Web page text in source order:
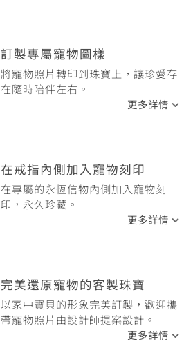
訂製專屬寵物圖樣
將寵物照片轉印到珠寶上，讓珍愛存
在隨時陪伴左右。
更多詳情
在戒指內側加入寵物刻印
在專屬的永恆信物內側加入寵物刻
印，永久珍藏。
更多詳情
完美還原寵物的客製珠寶
以家中寶貝的形象完美訂製，歡迎攜
帶寵物照片由設計師提案設計。
更多詳情